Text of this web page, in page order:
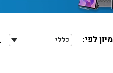
מיון לפי: כללי